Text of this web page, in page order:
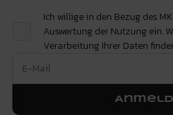
Ich willige in den Bezug des
Auswertung der Nutzung ein.
Verarbeitung Ihrer Daten